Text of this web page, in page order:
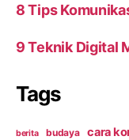
8 Tips
9 Teknik Digital
Tags
berita budaya cara